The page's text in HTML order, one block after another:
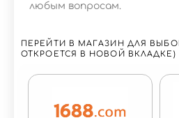
любым вопросам.
ПЕРЕЙТИ В МАГАЗИН ДЛЯ
ОТКРОЕТСЯ В НОВОЙ ВКЛАДКЕ)